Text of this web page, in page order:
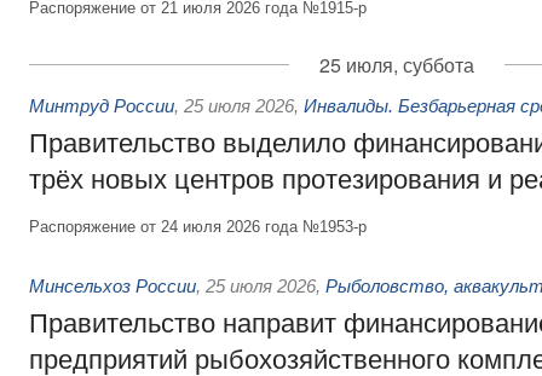
Распоряжение от 21 июля 2026 года №1915-р
25 июля, суббота
Минтруд России, 25 июля 2026, Инвалиды. Безбарьерная
Правительство выделило
трёх новых центров протезирования и
Распоряжение от 24 июля 2026 года №1953-р
Минсельхоз России, 25 июля 2026, Рыболовство,
Правительство направит
предприятий рыбохозяйственного